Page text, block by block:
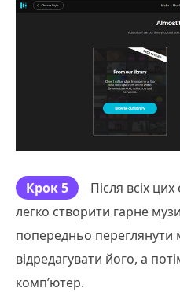
Крок 5
Після всіх
легко створити гарне
попередньо переглянути
відредагувати його, а
комп’ютер.